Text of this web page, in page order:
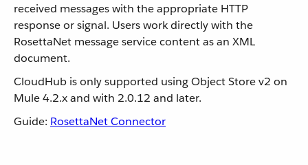
received messages with the appropriate HTTP
response or signal. Users work directly with the
RosettaNet message service content as an XML
document.
CloudHub is only supported using Object Store v2 on
Mule 4.2.x and with 2.0.12 and later.
Guide: RosettaNet Connector